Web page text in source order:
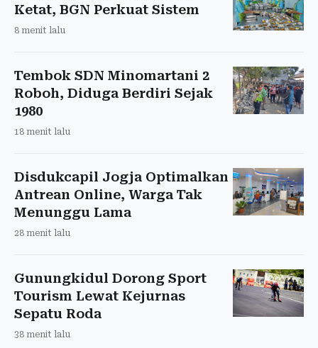
Ketat, BGN Perkuat Sistem
8 menit lalu
Tembok SDN Minomartani 2
Roboh, Diduga Berdiri Sejak
1980
18 menit lalu
Disdukcapil Jogja Optimalkan
Antrean Online, Warga Tak
Menunggu Lama
28 menit lalu
Gunungkidul Dorong Sport
Tourism Lewat Kejurnas
Sepatu Roda
38 menit lalu